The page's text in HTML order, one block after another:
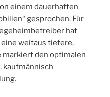
einem dauerhaften
gesprochen. Für
hat
weitaus tiefere,
den optimalen
kaufmännisch